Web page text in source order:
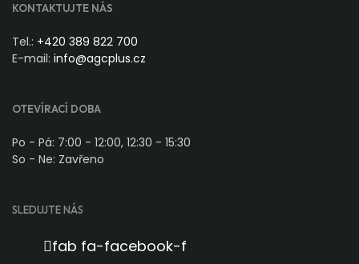
KONTAKTUJTE NÁS
Tel.: +420 389 822 700
E-mail: info@agcplus.cz
OTEVÍRACÍ DOBA
Po - Pá: 7:00 - 12:00, 12:30 - 15:30
So - Ne: Zavřeno
SLEDUJTE NÁS
fab fa-facebook-f